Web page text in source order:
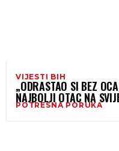
VIJESTI BIH
„ODRASTAO SI BEZ
NAJBOLJI OTAC NA
KOJI JE NESTAO U
POTRESNA PORUKA